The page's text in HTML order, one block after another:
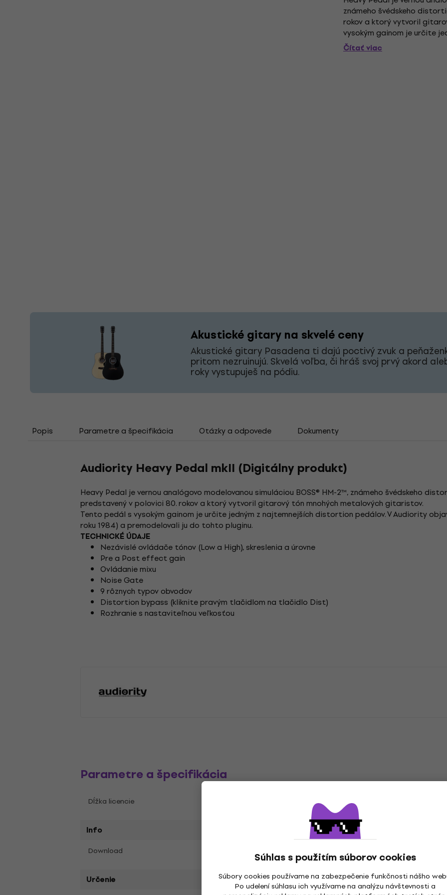
Súhlas s použitím súborov cookies
Súbory cookies používame na zabezpečenie funkčnosti nášho
Po udelení súhlasu ich využívame na analýzu návštevnosti a
známeho švédskeho
rokov a ktorý vytvoril
vysokým gainom je určite
objavili pôvodnú japonskú
Čítať viac
Akustické gitary na skvelé ceny
Akustické gitary Pasadena ti dajú poctivý zvuk a
pritom nezruinujú. Skvelá voľba, či hráš svoj prvý akord
roky vystupuješ na pódiu.
Popis Parametre a špecifikácia Otázky a odpovede Dokumenty
Audiority Heavy Pedal mkII (Digitálny produkt)
Heavy Pedal je vernou analógovo modelovanou simuláciou BOSS® HM-2™, známeho švédskeho
predstavený v polovici 80. rokov a ktorý vytvoril gitarový tón mnohých metalových gitaristov.
Tento pedál s vysokým gainom je určite jedným z najtemnejších distortion pedálov. V Audiority
roku 1984) a premodelovali ju do tohto pluginu.
TECHNICKÉ ÚDAJE
Nezávislé ovládače tónov (Low a High), skreslenia a úrovne
Pre a Post effect gain
Ovládanie mixu
Noise Gate
9 rôznych typov obvodov
Distortion bypass (kliknite pravým tlačidlom na tlačidlo Dist)
Rozhranie s nastaviteľnou veľkosťou
Parametre a špecifikácia
Dĺžka licencie
Info
Download
Určenie